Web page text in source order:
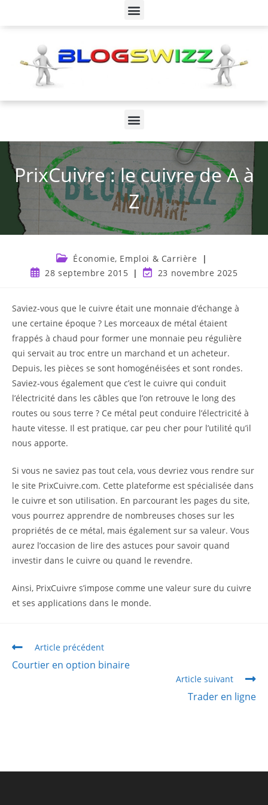
PrixCuivre : le cuivre de A à
Z
Économie, Emploi & Carrière
28 septembre 2015
23 novembre 2025
Saviez-vous que le cuivre était une monnaie d’échange à
une certaine époque ? Les morceaux de métal étaient
frappés à chaud pour former une monnaie peu régulière
qui servait au troc entre un marchand et un acheteur.
Depuis, les pièces se sont homogénéisées et sont rondes.
Saviez-vous également que c’est le cuivre qui conduit
l’électricité dans les câbles que l’on retrouve le long des
routes ou sous terre ? Ce métal peut conduire l’électricité à
haute vitesse. Il est pratique, car peu cher pour l’utilité qu’il
nous apporte.
Si vous ne saviez pas tout cela, vous devriez vous rendre sur
le site PrixCuivre.com. Cette plateforme est spécialisée dans
le cuivre et son utilisation. En parcourant les pages du site,
vous pourrez apprendre de nombreuses choses sur les
propriétés de ce métal, mais également sur sa valeur. Vous
aurez l’occasion de lire des astuces pour savoir quand
investir dans le cuivre ou quand le revendre.
Ainsi, PrixCuivre s’impose comme une valeur sure du cuivre
et ses applications dans le monde.
Article précédent
Courtier en option binaire
Article suivant
Trader en ligne